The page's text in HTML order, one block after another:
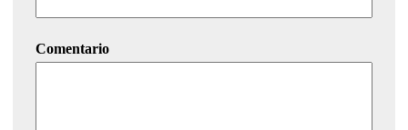
Comentario